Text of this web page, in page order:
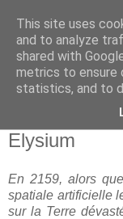
Elysium
En 2159, alors
spatiale artificielle
sur la Terre
This site uses
and to analyze
shared with
metrics to ensure
statistics, and to